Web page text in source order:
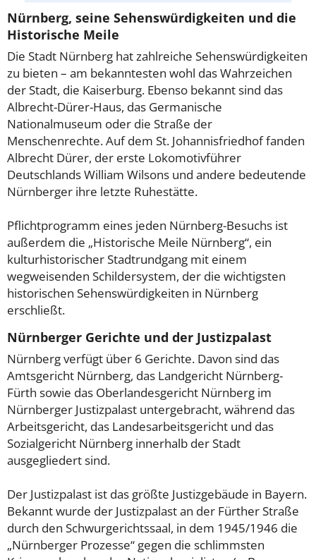
Nürnberg, seine Sehenswürdigkeiten und die
Historische Meile
Die Stadt Nürnberg hat zahlreiche Sehenswürdigkeiten
zu bieten – am bekanntesten wohl das Wahrzeichen
der Stadt, die Kaiserburg. Ebenso bekannt sind das
Albrecht-Dürer-Haus, das Germanische
Nationalmuseum oder die Straße der
Menschenrechte. Auf dem St. Johannisfriedhof fanden
Albrecht Dürer, der erste Lokomotivführer
Deutschlands William Wilsons und andere bedeutende
Nürnberger ihre letzte Ruhestätte.
Pflichtprogramm eines jeden Nürnberg-Besuchs ist
außerdem die „Historische Meile Nürnberg“, ein
kulturhistorischer Stadtrundgang mit einem
wegweisenden Schildersystem, der die wichtigsten
historischen Sehenswürdigkeiten in Nürnberg
erschließt.
Nürnberger Gerichte und der Justizpalast
Nürnberg verfügt über 6 Gerichte. Davon sind das
Amtsgericht Nürnberg, das Landgericht Nürnberg-
Fürth sowie das Oberlandesgericht Nürnberg im
Nürnberger Justizpalast untergebracht, während das
Arbeitsgericht, das Landesarbeitsgericht und das
Sozialgericht Nürnberg innerhalb der Stadt
ausgegliedert sind.
Der Justizpalast ist das größte Justizgebäude in Bayern.
Bekannt wurde der Justizpalast an der Fürther Straße
durch den Schwurgerichtssaal, in dem 1945/1946 die
„Nürnberger Prozesse“ gegen die schlimmsten